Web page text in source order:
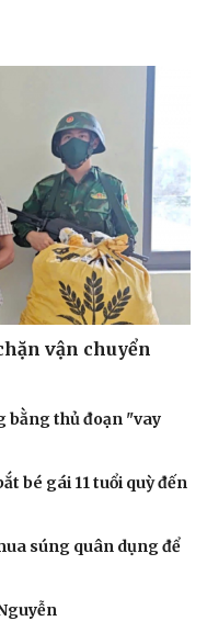
chuyện thời sự
truyện đêm khuya
giống tâm hồn
vận chuyển
bằng thủ đoạn "vay
bé gái 11 tuổi quỳ đến
súng quân dụng để